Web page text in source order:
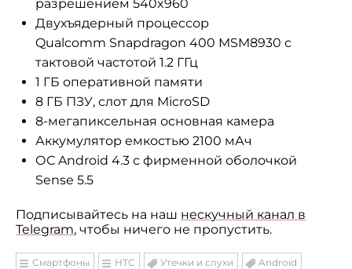
разрешением 540x960
Двухъядерный процессор
Qualcomm Snapdragon 400 MSM8930 с
тактовой частотой 1.2 ГГц
1 ГБ оперативной памяти
8 ГБ ПЗУ, слот для MicroSD
8-мегапиксельная основная камера
Аккумулятор емкостью 2100 мАч
ОС Android 4.3 с фирменной оболочкой
Sense 5.5
Подписывайтесь на наш нескучный канал в
Telegram, чтобы ничего не пропустить.
Смартфоны HTC Утечки и слухи Android